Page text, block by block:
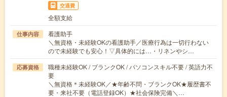
交通費
全額支給
仕事内容
看護助手
＼無資格・未経験OKの看護助手／医療行為は一切行わない
ので未経験でも安心！▽具体的には…・リネンやシ…
応募資格
職種未経験OK / ブランクOK / パソコンスキル不要 / 英語力不
要
＼無資格＊未経験OK／★年齢不問・ブランクOK★履歴書不
要・来社不要（電話登録OK）★社会保険完備＼…